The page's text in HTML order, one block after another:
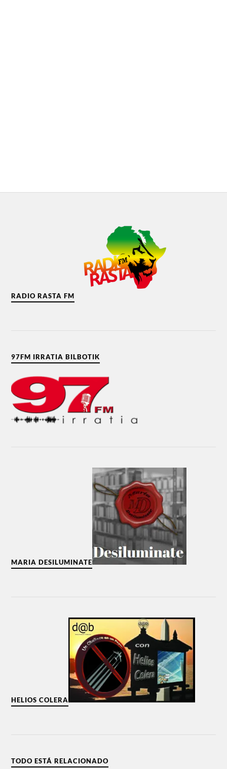
RADIO RASTA FM
97FM IRRATIA BILBOTIK
MARIA DESILUMINATE
HELIOS COLERA
TODO ESTÁ RELACIONADO